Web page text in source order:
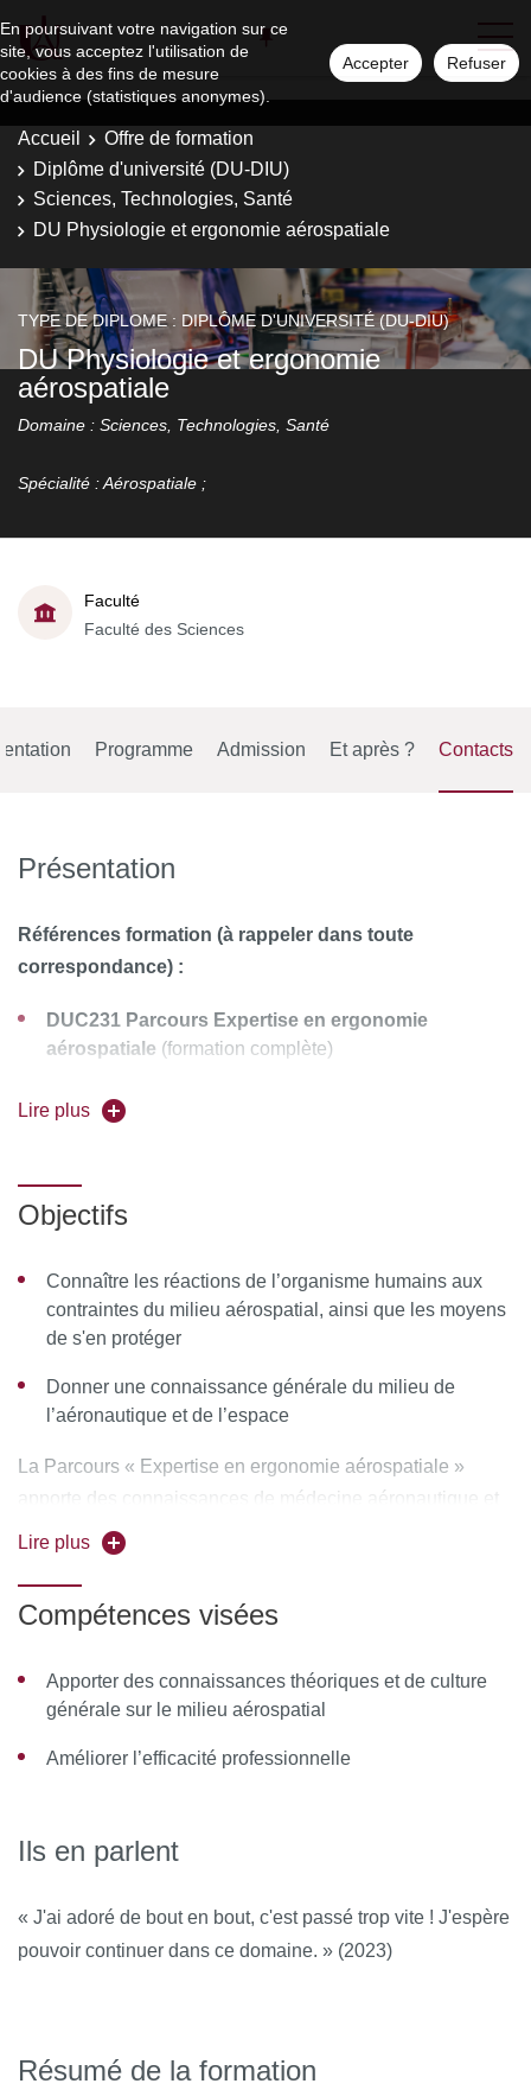
En poursuivant votre navigation sur ce
site, vous acceptez l'utilisation de
cookies à des fins de mesure
d'audience (statistiques anonymes).
Accepter Refuser
Accueil
Offre de formation
Diplôme d'université (DU-DIU)
Sciences, Technologies, Santé
DU Physiologie et ergonomie aérospatiale
TYPE DE DIPLOME : DIPLÔME D'UNIVERSITÉ (DU-DIU)
DU Physiologie et ergonomie
aérospatiale
Domaine : Sciences, Technologies, Santé
Spécialité : Aérospatiale ;
Faculté
Faculté des Sciences
Programme Admission Et après ? Contacts
Présentation
Références formation (à rappeler dans toute
correspondance) :
DUC231 Parcours Expertise en ergonomie
aérospatiale (formation complète)
DUC221 Parcours Adaptation physiologique
(formation partielle)
Forme de l’enseignement :
Volume horaire :
148 heures Parcours expertise en ergonomie
76 heures Parcours adaptation physiologique
Pour vous inscrire, déposez votre candidature sur
Lire plus
Objectifs
Connaître les réactions de l’organisme humains aux
contraintes du milieu aérospatial, ainsi que les moyens
de s'en protéger
Donner une connaissance générale du milieu de
l’aéronautique et de l’espace
La Parcours « Expertise en ergonomie aérospatiale »
apporte des connaissances de médecine aéronautique et
spatiale, telles que les conditions d’aptitude médicale à la
Lire plus
Compétences visées
Apporter des connaissances théoriques et de culture
générale sur le milieu aérospatial
Améliorer l’efficacité professionnelle
Ils en parlent
« J'ai adoré de bout en bout, c'est passé trop vite ! J'espère
pouvoir continuer dans ce domaine. » (2023)
Résumé de la formation